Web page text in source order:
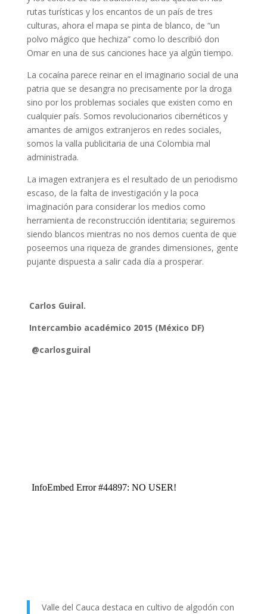
rutas turísticas y los encantos de un país de tres
culturas, ahora el mapa se pinta de blanco, de “un
polvo mágico que hechiza” como lo describió don
Omar en una de sus canciones hace ya algún tiempo.
La cocaína parece reinar en el imaginario social de una
patria que se desangra no precisamente por la droga
sino por los problemas sociales que existen como en
cualquier país. Somos revolucionarios cibernéticos y
amantes de amigos extranjeros en redes sociales,
somos la valla publicitaria de una Colombia mal
administrada.
La imagen extranjera es el resultado de un periodismo
escaso, de la falta de investigación y la poca
imaginación para considerar los medios como
herramienta de reconstrucción identitaria; seguiremos
siendo blancos mientras no nos demos cuenta de que
poseemos una riqueza de grandes dimensiones, gente
pujante dispuesta a salir cada día a prosperar.
Carlos Guiral.
Intercambio académico 2015 (México DF)
@carlosguiral
Valle del Cauca destaca en cultivo de algodón con